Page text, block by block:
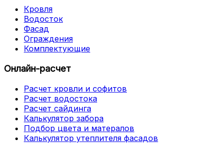
Кровля
Водосток
Фасад
Ограждения
Комплектующие
Онлайн-расчет
Расчет кровли и софитов
Расчет водостока
Расчет сайдинга
Калькулятор забора
Подбор цвета и матералов
Калькулятор утеплителя фасадов